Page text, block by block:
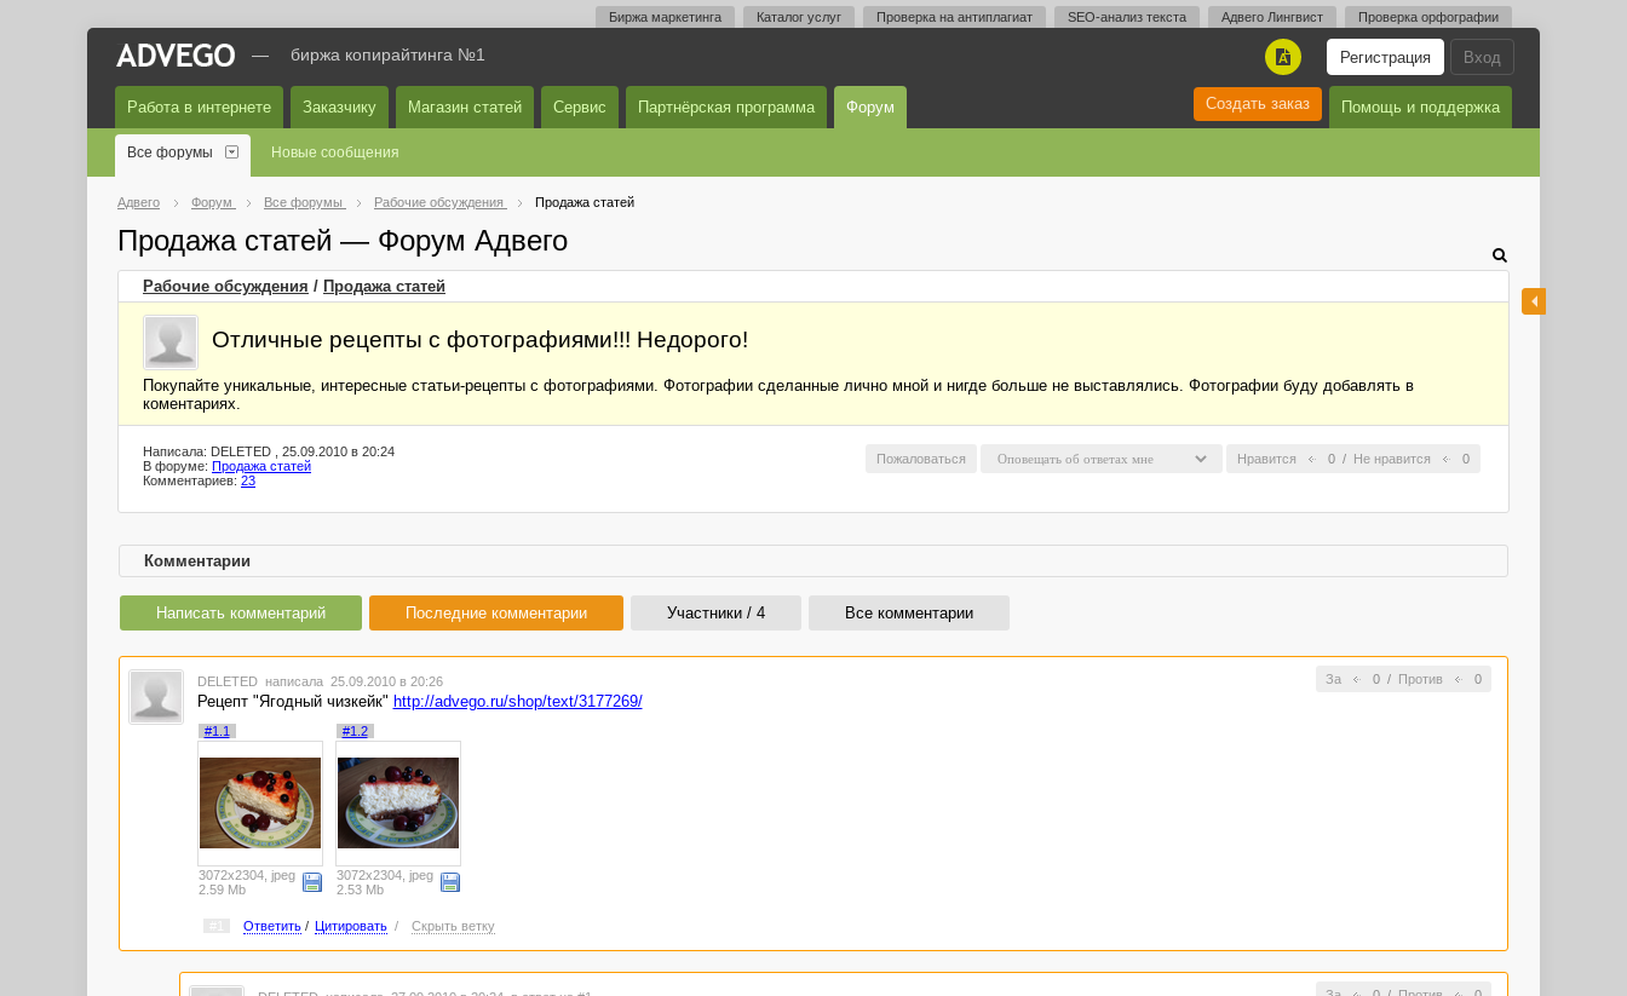
Биржа маркетинга Каталог услуг Проверка на антиплагиат SEO-анализ текста Адвего Лингвист Проверка орфографии
Вход
Регистрация
A
— биржа копирайтинга №1
Работа в интернете Заказчику Магазин статей Сервис Партнёрская программа Форум Помощь и поддержка
Создать заказ
Все форумы Новые сообщения
Адвего Форум Все форумы Рабочие обсуждения Продажа статей
Продажа статей — Форум Адвего
Рабочие обсуждения / Продажа статей
Отличные рецепты с фотографиями!!! Недорого!
Покупайте уникальные, интересные статьи-рецепты с фотографиями. Фотографии сделанные лично мной и нигде больше не выставлялись. Фотографии буду добавлять в
коментариях.
Нравится 0 / Не нравится 0
Пожаловаться
Написала: DELETED , 25.09.2010 в 20:24
В форуме: Продажа статей
Комментариев: 23
Комментарии
Написать комментарий Последние комментарии Участники / 4 Все комментарии
За 0/ Против 0
DELETED написала 25.09.2010 в 20:26
Рецепт "Ягодный чизкейк" http://advego.ru/shop/text/3177269/
#1.1
3072x2304, jpeg
2.59 Mb
#1.2
3072x2304, jpeg
2.53 Mb
Ответить/ Цитировать / Скрыть ветку